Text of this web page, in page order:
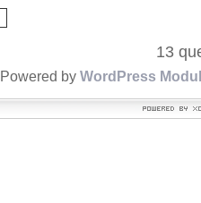
13
Powered by WordPress